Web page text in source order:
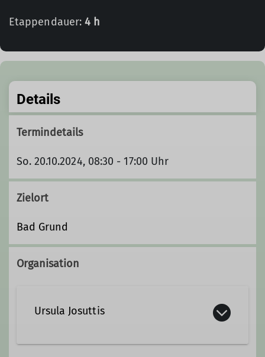
Etappendauer:4 h
Details
Termindetails
So. 20.10.2024, 08:30 - 17:00 Uhr
Zielort
Bad Grund
Organisation
Ursula Josuttis